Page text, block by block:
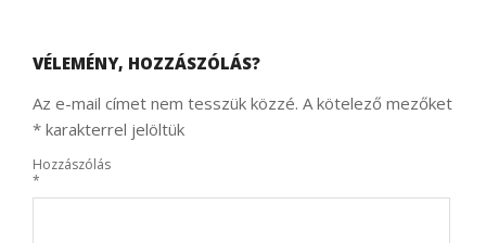
VÉLEMÉNY, HOZZÁSZÓLÁS?
Az e-mail címet nem tesszük közzé. A kötelező mezőket
* karakterrel jelöltük
Hozzászólás
*